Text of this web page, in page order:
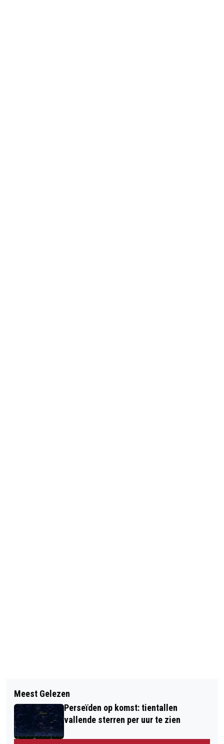
GEMEENTEN VREZEN VOOR LOKALE
VEILIGHEID DOOR BEZUINIGINGEN
OPSTELTEN
OUDEREN VAKER SLACHTOFFER VAN
GEWELD
Meest Gelezen
Perseïden op komst: tientallen
vallende sterren per uur te zien